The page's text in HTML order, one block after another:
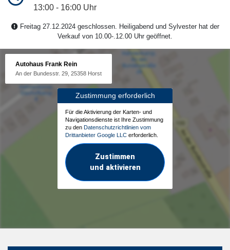
13:00 - 16:00 Uhr
Freitag 27.12.2024 geschlossen. Heiligabend und Sylvester hat der
Verkauf von 10.00-.12.00 Uhr geöffnet.
Autohaus Frank Rein
An der Bundesstr. 29, 25358 Horst
Zustimmung erforderlich
Für die Aktivierung der Karten- und
Navigationsdienste ist Ihre Zustimmung
zu den Datenschutzrichtlinien vom
Drittanbieter Google LLC erforderlich.
Zustimmen
und aktivieren